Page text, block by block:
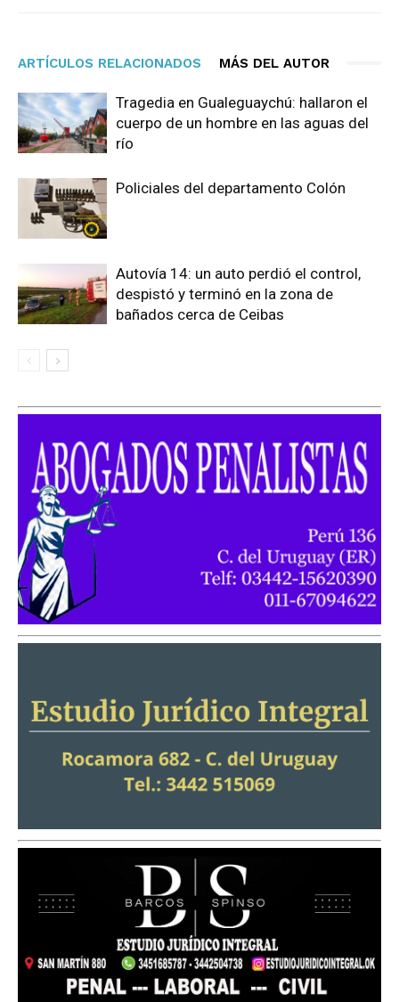
ARTÍCULOS RELACIONADOS MÁS DEL AUTOR
Tragedia en Gualeguaychú: hallaron el
cuerpo de un hombre en las aguas del
río
Policiales del departamento Colón
Autovía 14: un auto perdió el control,
despistó y terminó en la zona de
bañados cerca de Ceibas